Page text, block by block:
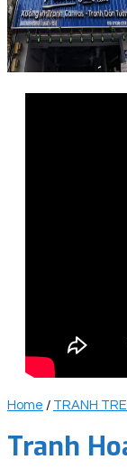
Home / TRANH
Tranh